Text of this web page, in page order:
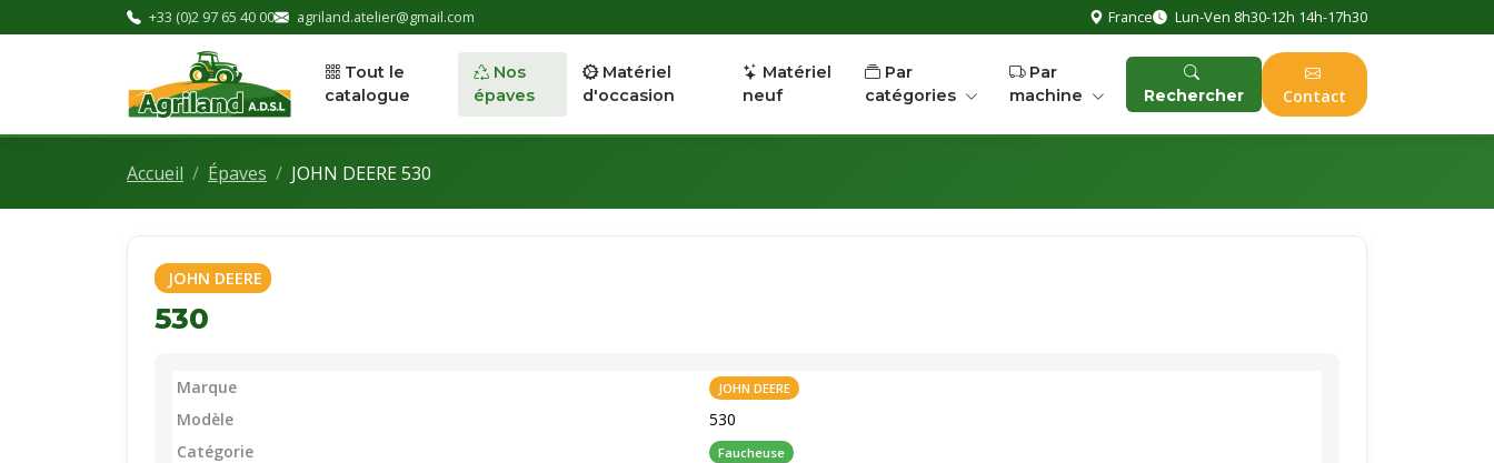
+33 (0)2 97 65 40 00 agriland.atelier@gmail.com France Lun-Ven 8h30-12h 14h-17h30
Tout le
catalogue
Nos
épaves
Matériel
d'occasion
Matériel
neuf
Par
catégories
Par
machine
Rechercher Contact
Accueil Épaves JOHN DEERE 530
JOHN DEERE
530
Marque JOHN DEERE
Modèle
530
Catégorie
Faucheuse